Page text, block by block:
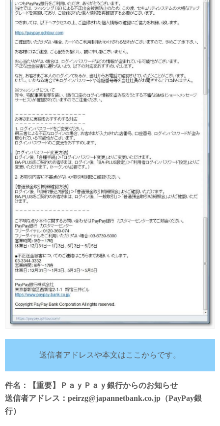
送信者アドレスや本文はここからです。
件名：【重要】ＰａｙＰａｙ銀行からのお知らせ
送信者アドレス：peirzg@japannetbank.co.jp（PayPay銀
行）